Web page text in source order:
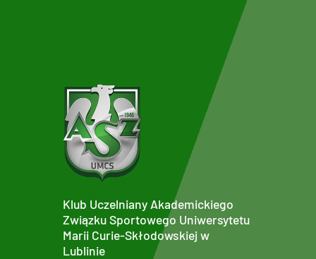
Klub Uczelniany Akademickiego
Związku Sportowego Uniwersytetu
Marii Curie-Skłodowskiej w
Lublinie